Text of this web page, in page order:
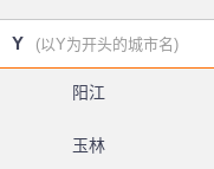
Y (以Y为开头的城市名)
阳江
玉林